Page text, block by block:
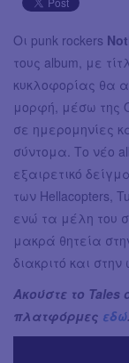
Οι punk rockers
τους album, με
κυκλοφορίας θα
μορφή, μέσω της
σε ημερομηνίες
σύντομα. Το νέο
εξαιρετικό
των Hellacopters,
ενώ τα μέλη του
μακρά θητεία
διακριτό και στην
Ακούστε το Tales
πλατφόρμες εδώ.